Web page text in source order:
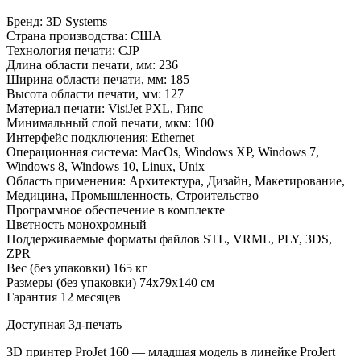
Бренд: 3D Systems
Страна производства: США
Технология печати: CJP
Длина области печати, мм: 236
Ширина области печати, мм: 185
Высота области печати, мм: 127
Материал печати: VisiJet PXL, Гипс
Минимальный слой печати, мкм: 100
Интерфейс подключения: Ethernet
Операционная система: MacOs, Windows XP, Windows 7,
Windows 8, Windows 10, Linux, Unix
Область применения: Архитектура, Дизайн, Макетирование,
Медицина, Промышленность, Строительство
Программное обеспечение в комплекте
Цветность монохромный
Поддерживаемые форматы файлов STL, VRML, PLY, 3DS,
ZPR
Вес (без упаковки) 165 кг
Размеры (без упаковки) 74x79x140 cм
Гарантия 12 месяцев
Доступная 3д-печать
3D принтер ProJet 160 — младшая модель в линейке ProJert